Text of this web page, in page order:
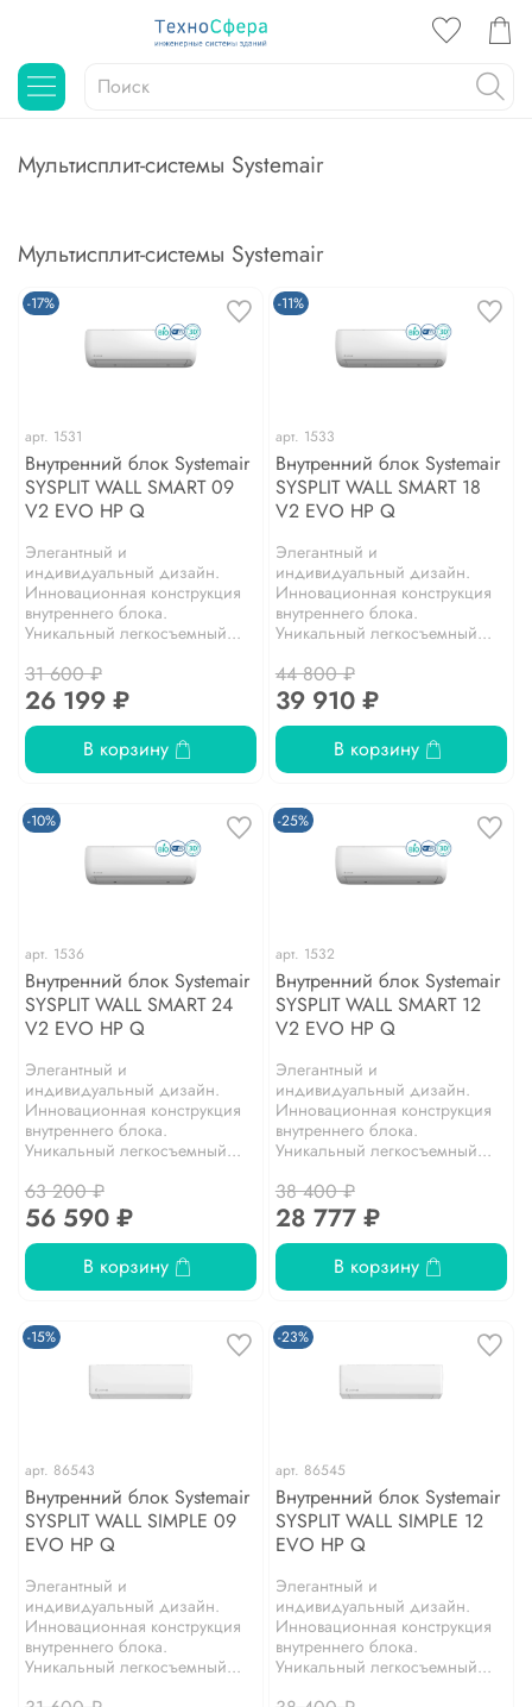
Мультисплит-системы Systemair
Мультисплит-системы Systemair
-17%
арт. 1531
Внутренний блок Systemair
SYSPLIT WALL SMART 09
V2 EVO HP Q
Элегантный и
индивидуальный дизайн.
Инновационная конструкция
внутреннего блока.
Уникальный легкосъемный...
31 600 ₽
26 199 ₽
В корзину
-11%
арт. 1533
Внутренний блок Systemair
SYSPLIT WALL SMART 18
V2 EVO HP Q
Элегантный и
индивидуальный дизайн.
Инновационная конструкция
внутреннего блока.
Уникальный легкосъемный...
44 800 ₽
39 910 ₽
В корзину
-10%
арт. 1536
Внутренний блок Systemair
SYSPLIT WALL SMART 24
V2 EVO HP Q
Элегантный и
индивидуальный дизайн.
Инновационная конструкция
внутреннего блока.
Уникальный легкосъемный...
63 200 ₽
56 590 ₽
В корзину
-25%
арт. 1532
Внутренний блок Systemair
SYSPLIT WALL SMART 12
V2 EVO HP Q
Элегантный и
индивидуальный дизайн.
Инновационная конструкция
внутреннего блока.
Уникальный легкосъемный...
38 400 ₽
28 777 ₽
В корзину
-15%
арт. 86543
Внутренний блок Systemair
SYSPLIT WALL SIMPLE 09
EVO HP Q
Элегантный и
индивидуальный дизайн.
Инновационная конструкция
внутреннего блока.
Уникальный легкосъемный...
-23%
арт. 86545
Внутренний блок Systemair
SYSPLIT WALL SIMPLE 12
EVO HP Q
Элегантный и
индивидуальный дизайн.
Инновационная конструкция
внутреннего блока.
Уникальный легкосъемный...